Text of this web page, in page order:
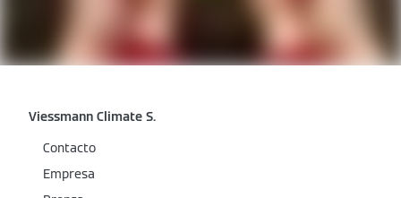
Viessmann Climate S.
Contacto
Empresa